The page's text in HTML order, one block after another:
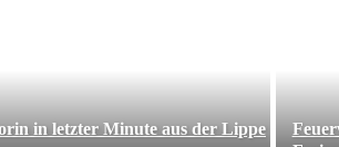
in letzter Minute aus der Lippe